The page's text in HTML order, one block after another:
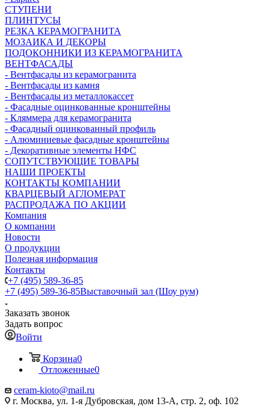
СТУПЕНИ
ПЛИНТУСЫ
РЕЗКА КЕРАМОГРАНИТА
МОЗАИКА И ДЕКОРЫ
ПОДОКОННИКИ ИЗ КЕРАМОГРАНИТА
ВЕНТФАСАДЫ
- Вентфасады из керамогранита
- Вентфасады из камня
- Вентфасады из металлокассет
- Фасадные оцинкованные кронштейны
- Кляммера для керамогранита
- Фасадный оцинкованный профиль
- Алюминиевые фасадные кронштейны
- Декоративные элементы НФС
СОПУТСТВУЮЩИЕ ТОВАРЫ
НАШИ ПРОЕКТЫ
КОНТАКТЫ КОМПАНИИ
КВАРЦЕВЫЙ АГЛОМЕРАТ
РАСПРОДАЖА ПО АКЦИИ
Компания
О компании
Новости
О продукции
Полезная информация
Контакты
+7 (495) 589-36-85
+7 (495) 589-36-85Выставочный зал (Шоу рум)
Заказать звонок
Задать вопрос
Войти
Корзина0
Отложенные0
ceram-kioto@mail.ru
г. Москва, ул. 1-я Дубровская, дом 13-А, стр. 2, оф. 102